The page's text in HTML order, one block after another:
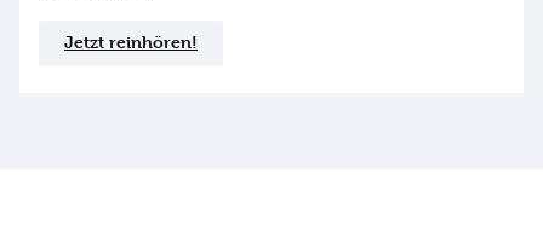
Jetzt reinhören!